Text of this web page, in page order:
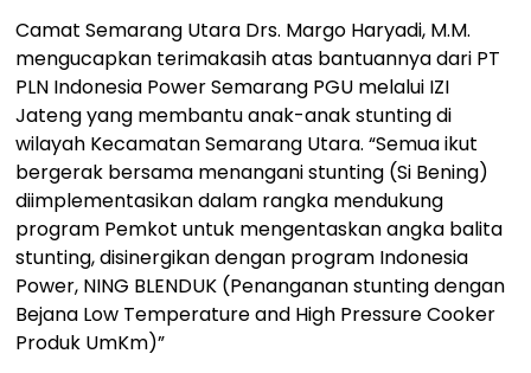
Camat Semarang Utara Drs. Margo Haryadi, M.M.
mengucapkan terimakasih atas bantuannya dari PT
PLN Indonesia Power Semarang PGU melalui IZI
Jateng yang membantu anak-anak stunting di
wilayah Kecamatan Semarang Utara. “Semua ikut
bergerak bersama menangani stunting (Si Bening)
diimplementasikan dalam rangka mendukung
program Pemkot untuk mengentaskan angka balita
stunting, disinergikan dengan program Indonesia
Power, NING BLENDUK (Penanganan stunting dengan
Bejana Low Temperature and High Pressure Cooker
Produk UmKm)”